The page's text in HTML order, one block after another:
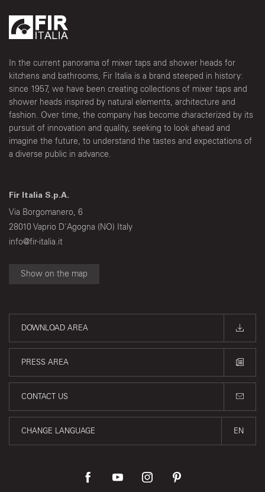
In the current panorama of mixer taps and shower heads for
kitchens and bathrooms, Fir Italia is a brand steeped in history:
since 1957, we have been creating collections of mixer taps and
shower heads inspired by natural elements, architecture and
fashion. Over time, the company has become characterized by its
pursuit of innovation and quality, seeking to look ahead and
imagine the future, to understand the tastes and expectations of
a diverse public in advance.
Fir Italia S.p.A.
Via Borgomanero, 6
28010 Vaprio D'Agogna (NO) Italy
info@fir-italia.it
Show on the map
DOWNLOAD AREA
PRESS AREA
CONTACT US
CHANGE LANGUAGE EN